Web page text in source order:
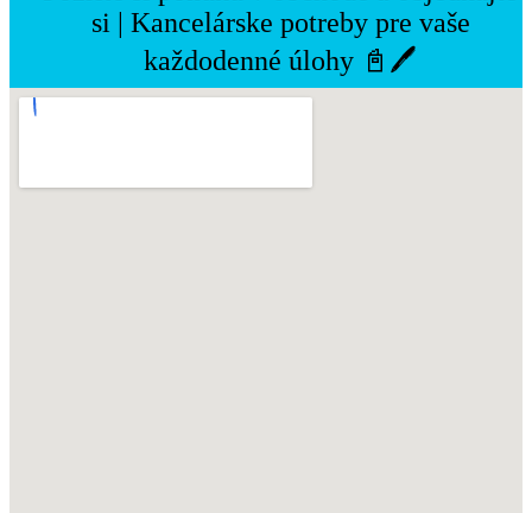
si | Kancelárske potreby pre vaše
každodenné úlohy 📓🖊️